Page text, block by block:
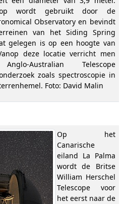
wordt gebruikt door de
Observatory en bevindt
van het Siding Spring
gelegen is op een hoogte van
deze locatie verricht men
Australian Telescope
zoals spectroscopie in
Foto: David Malin
Op het
Canarische
eiland La Palma
wordt de Britse
William Herschel
Telescope voor
het eerst naar de